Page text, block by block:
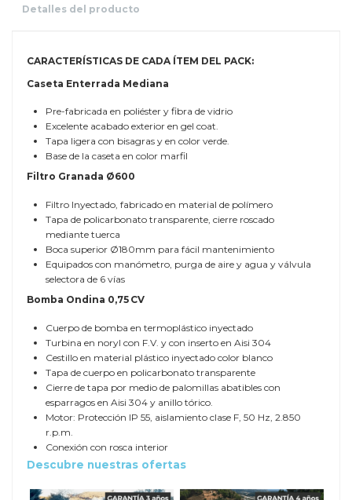
Detalles del producto
CARACTERÍSTICAS DE CADA ÍTEM DEL PACK:
Caseta Enterrada Mediana
Pre-fabricada en poliéster y fibra de vidrio
Excelente acabado exterior en gel coat.
Tapa ligera con bisagras y en color verde.
Base de la caseta en color marfil
Filtro Granada Ø600
Filtro Inyectado, fabricado en material de polímero
Tapa de policarbonato transparente, cierre roscado
mediante tuerca
Boca superior Ø180mm para fácil mantenimiento
Equipados con manómetro, purga de aire y agua y válvula
selectora de 6 vías
Bomba Ondina 0,75 CV
Cuerpo de bomba en termoplástico inyectado
Turbina en noryl con F.V. y con inserto en Aisi 304
Cestillo en material plástico inyectado color blanco
Tapa de cuerpo en policarbonato transparente
Cierre de tapa por medio de palomillas abatibles con
esparragos en Aisi 304 y anillo tórico.
Motor: Protección IP 55, aislamiento clase F, 50 Hz, 2.850
r.p.m.
Conexión con rosca interior
Descubre nuestras ofertas